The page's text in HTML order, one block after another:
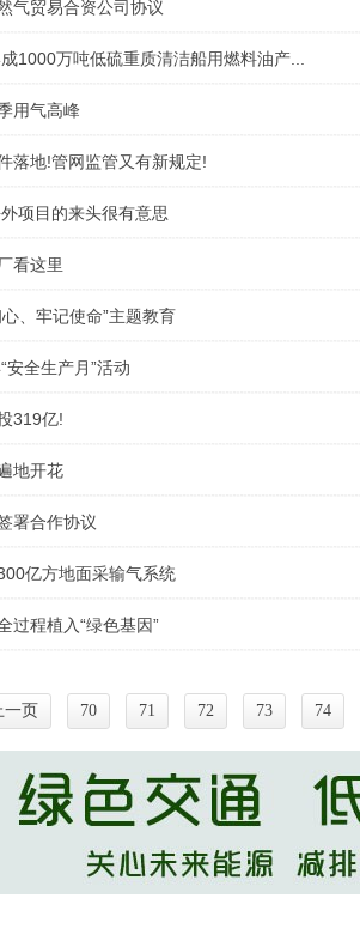
气贸易合资公司协议
1000万吨低硫重质清洁船用燃料油产...
用气高峰
落地!管网监管又有新规定!
项目的来头很有意思
看这里
、牢记使命”主题教育
全生产月”活动
319亿!
地开花
署合作协议
亿方地面采输气系统
过程植入“绿色基因”
一页 70 71 72 73 74